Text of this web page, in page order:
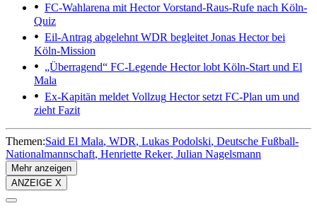
FC-Wahlarena mit HectorVorstand-Raus-Rufe nach Köln-
Quiz
Eil-Antrag abgelehnt WDR begleitet Jonas Hector bei
Köln-Mission
„Überragend“ FC-Legende Hector lobt Köln-Start und El
Mala
Ex-Kapitän meldet Vollzug Hector setzt FC-Plan um und
zieht Fazit
Themen:Said El Mala WDR Lukas Podolski Deutsche Fußball-
Nationalmannschaft Henriette Reker Julian Nagelsmann
Mehr anzeigen
ANZEIGE X